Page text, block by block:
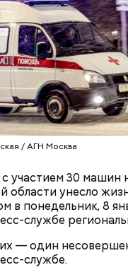
/ АГН Москва
участием 30 машин
области унесло
в понедельник, 8
службе
— один
службе.
Оценила малыша
долларов: как
продать
«Вечерней
у Логиновой было
у нее была
няни.
Шестеро
Балкарии
рабство в
Трамп, Путин и
чем говорится в
делу Эпштейна
вознаграждение в
за каждое